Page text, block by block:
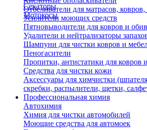
Секаторы
Мотокосы
Отбеливатели для матрасов,
Усилители моющих средств
Пятновыводители для ковров и
Удалители и нейтрализаторы
Шампуни для чистки ковров и
Пеногасители
Пропитки, антистатики для ковров
Средства для чистки кожи
Аксессуары для химчистки
скребки, распылители, щетки,
Профессиональная химия
Автохимия
Химия для чистки автомобилей
Моющие средства для автомоек